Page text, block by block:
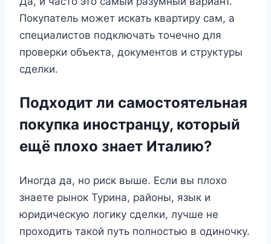
Покупатель может искать квартиру сам, а
специалистов подключать точечно для
проверки объекта, документов и структуры
сделки.
Подходит ли самостоятельная
покупка иностранцу, который
ещё плохо знает Италию?
Иногда да, но риск выше. Если вы плохо
знаете рынок Турина, районы, язык и
юридическую логику сделки, лучше не
проходить такой путь полностью в одиночку.